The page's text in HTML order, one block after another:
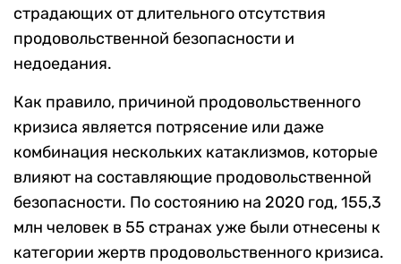
страдающих от длительного отсутствия
продовольственной безопасности и
недоедания.
Как правило, причиной продовольственного
кризиса является потрясение или даже
комбинация нескольких катаклизмов, которые
влияют на составляющие продовольственной
безопасности. По состоянию на 2020 год, 155,3
млн человек в 55 странах уже были отнесены к
категории жертв продовольственного кризиса.